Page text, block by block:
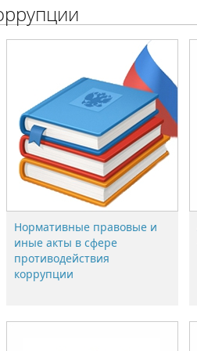
Нормативные правовые и
иные акты в сфере
противодействия
коррупции